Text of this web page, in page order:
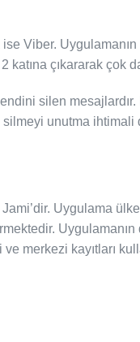
Viber.
çıkararak çok
silen
unutma ihtimali
Uygulama
merkezi kayıtları